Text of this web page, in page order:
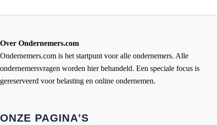
Over Ondernemers.com
Ondernemers.com is het startpunt voor alle ondernemers. Alle
ondernemersvragen worden hier behandeld. Een speciale focus is
gereserveerd voor belasting en online ondernemen.
ONZE PAGINA’S